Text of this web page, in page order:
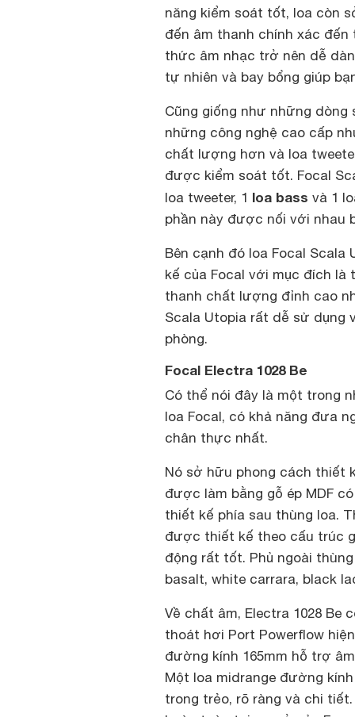
năng kiểm soát tốt, loa còn
đến âm thanh chính xác
thức âm nhạc trở nên dễ
tự nhiên và bay bổng giúp
Cũng giống như những
những công nghệ cao cấp
chất lượng hơn và loa
được kiểm soát tốt. Focal
loa tweeter, 1 loa bass và 1
phần này được nối với nhau
Bên cạnh đó loa Focal
kế của Focal với mục đích
thanh chất lượng đỉnh cao
Scala Utopia rất dễ sử
phòng.
Focal Electra 1028 Be
Có thể nói đây là một trong
loa Focal, có khả năng đưa
chân thực nhất.
Nó sở hữu phong cách thiết
được làm bằng gỗ ép MDF
thiết kế phía sau thùng loa.
được thiết kế theo cấu trúc
động rất tốt. Phủ ngoài
basalt, white carrara, black
Về chất âm, Electra 1028 Be
thoát hơi Port Powerflow
đường kính 165mm hỗ trợ
Một loa midrange đường
trong trẻo, rõ ràng và chi